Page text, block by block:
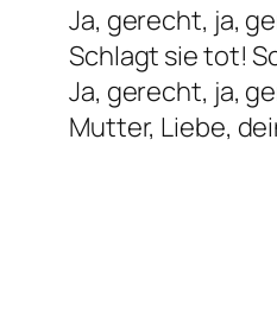
Ja, gerecht, ja,
Schlagt sie tot!
Ja, gerecht, ja,
Mutter, Liebe,